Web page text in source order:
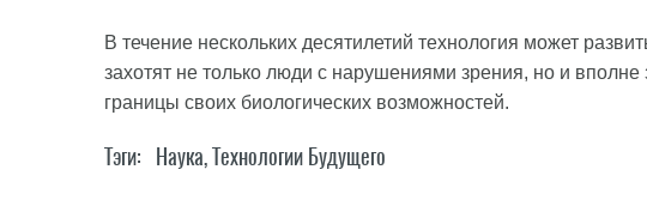
В течение нескольких десятилетий технология может
захотят не только люди с нарушениями зрения, но и
границы своих биологических возможностей.
Тэги: Наука,Технологии Будущего